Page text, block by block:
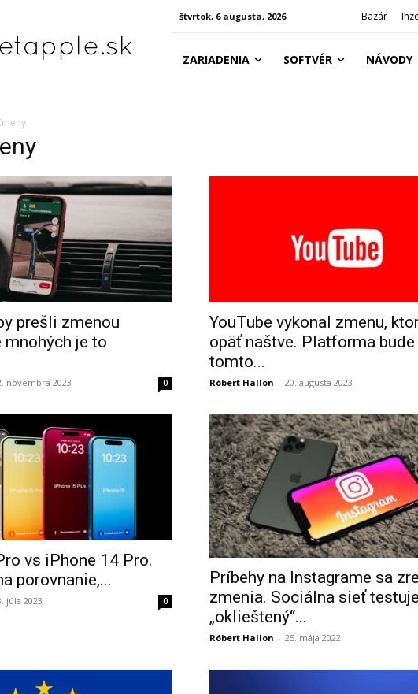
štvrtok, 6 augusta, 2026 Bazár
ZARIADENIA SOFTVÉR NÁVODY
prešli zmenou
mnohých je to
novembra 2023 0
YouTube vykonal zmenu,
opäť naštve. Platforma bude
tomto...
Róbert Hallon - 20. augusta 2023
vs iPhone 14 Pro.
porovnanie,...
júla 2023 0
Príbehy na Instagrame sa
zmenia. Sociálna sieť
„oklieštený“...
Róbert Hallon - 25. mája 2022